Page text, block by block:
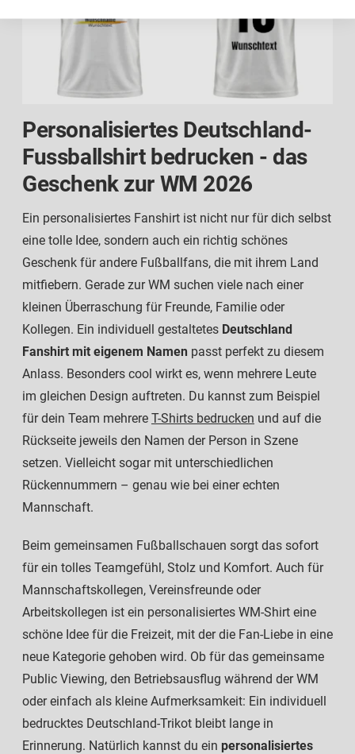
Personalisiertes Deutschland-
Fussballshirt bedrucken - das
Geschenk zur WM 2026
Ein personalisiertes Fanshirt ist nicht nur für dich selbst
eine tolle Idee, sondern auch ein richtig schönes
Geschenk für andere Fußballfans, die mit ihrem Land
mitfiebern. Gerade zur WM suchen viele nach einer
kleinen Überraschung für Freunde, Familie oder
Kollegen. Ein individuell gestaltetes Deutschland
Fanshirt mit eigenem Namen passt perfekt zu diesem
Anlass. Besonders cool wirkt es, wenn mehrere Leute
im gleichen Design auftreten. Du kannst zum Beispiel
für dein Team mehrere T-Shirts bedrucken und auf die
Rückseite jeweils den Namen der Person in Szene
setzen. Vielleicht sogar mit unterschiedlichen
Rückennummern – genau wie bei einer echten
Mannschaft.
Beim gemeinsamen Fußballschauen sorgt das sofort
für ein tolles Teamgefühl, Stolz und Komfort. Auch für
Mannschaftskollegen, Vereinsfreunde oder
Arbeitskollegen ist ein personalisiertes WM-Shirt eine
schöne Idee für die Freizeit, mit der die Fan-Liebe in eine
neue Kategorie gehoben wird. Ob für das gemeinsame
Public Viewing, den Betriebsausflug während der WM
oder einfach als kleine Aufmerksamkeit: Ein individuell
bedrucktes Deutschland-Trikot bleibt lange in
Erinnerung. Natürlich kannst du ein personalisiertes